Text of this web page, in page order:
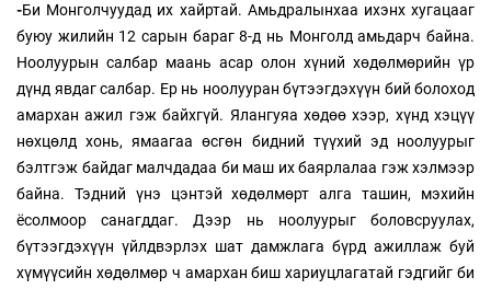
-Би Монголчуудад их хайртай. Амьдралынхаа ихэнх хугацааг
буюу жилийн 12 сарын бараг 8-д нь Монголд амьдарч байна.
Ноолуурын салбар маань асар олон хүний хөдөлмөрийн үр
дүнд явдаг салбар. Ер нь ноолууран бүтээгдэхүүн бий болоход
амархан ажил гэж байхгүй. Ялангуяа хөдөө хээр, хүнд хэцүү
нөхцөлд хонь, ямаагаа өсгөн бидний түүхий эд ноолуурыг
бэлтгэж байдаг малчдадаа би маш их баярлалаа гэж хэлмээр
байна. Тэдний үнэ цэнтэй хөдөлмөрт алга ташин, мэхийн
ёсолмоор санагддаг. Дээр нь ноолуурыг боловсруулах,
бүтээгдэхүүн үйлдвэрлэх шат дамжлага бүрд ажиллаж буй
хүмүүсийн хөдөлмөр ч амархан биш хариуцлагатай гэдгийг би